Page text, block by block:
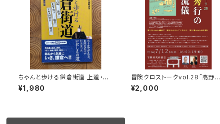
ちゃんと歩ける鎌倉街道 上道・中
道・下道
¥1,980
冒険クロストークvol.28「高野秀
行の旅の流儀」録画視聴権
¥2,000